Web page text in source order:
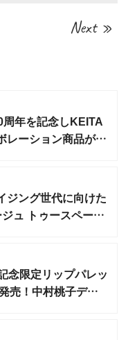
Next »
年を記念しKEITA
レーション商品が数
ジング世代に向けた
ュ トゥースペース
念限定リップパレッ
発売！中村桃子デザ